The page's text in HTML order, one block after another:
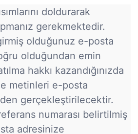
doldurarak
gerekmektedir.
olduğunuz e-posta
olduğundan emin
hakkı kazandığınızda
metinleri e-posta
gerçekleştirilecektir.
numarası belirtilmiş
adresinize